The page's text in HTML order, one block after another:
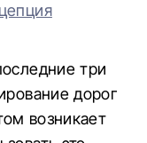
три
дорог
возникает